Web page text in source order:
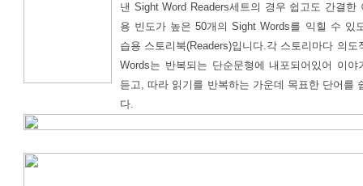
낸 Sight Word Readers세트의 경우 쉽고도 간결한
용 빈도가 높은 50개의 Sight Words를 익힐 수 있
습용 스토리북(Readers)입니다.각 스토리마다 의도
Words는 반복되는 단순문형에 내포되어있어 이야
듣고, 따라 읽기를 반복하는 가운데 목표한 단어를
다.